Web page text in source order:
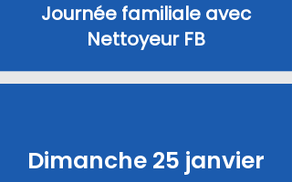
Journée familiale avec
Nettoyeur FB
Dimanche 25 janvier